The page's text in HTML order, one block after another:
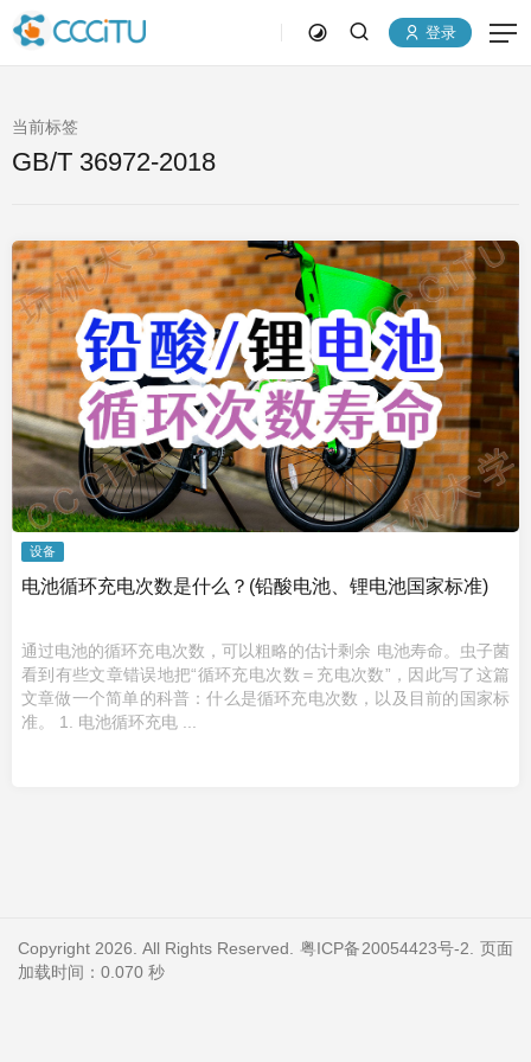
登录
当前标签
GB/T 36972-2018
设备
电池循环充电次数是什么？(铅酸电池、锂电池国家标准)
通过电池的循环充电次数，可以粗略的估计剩余 电池寿命。虫子菌
看到有些文章错误地把“循环充电次数＝充电次数”，因此写了这篇
文章做一个简单的科普：什么是循环充电次数，以及目前的国家标
准。 1. 电池循环充电 ...
Copyright 2026. All Rights Reserved. 粤ICP备20054423号-2 . 页面
加载时间：0.070 秒